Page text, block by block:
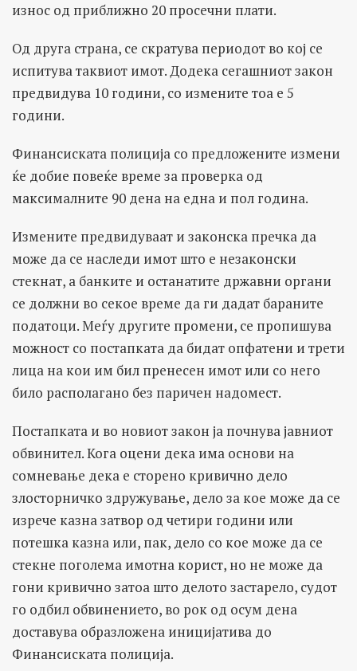
износ од приближно 20 просечни плати.
Од друга страна, се скратува периодот во кој се
испитува таквиот имот. Додека сегашниот закон
предвидува 10 години, со измените тоа е 5
години.
Финансиската полиција со предложените измени
ќе добие повеќе време за проверка од
максималните 90 дена на една и пол година.
Измените предвидуваат и законска пречка да
може да се наследи имот што е незаконски
стекнат, а банките и останатите државни органи
се должни во секое време да ги дадат бараните
податоци. Меѓу другите промени, се пропишува
можност со постапката да бидат опфатени и трети
лица на кои им бил пренесен имот или со него
било располагано без паричен надомест.
Постапката и во новиот закон ја почнува јавниот
обвинител. Кога оцени дека има основи на
сомневање дека е сторено кривично дело
злосторничко здружување, дело за кое може да се
изрече казна затвор од четири години или
потешка казна или, пак, дело со кое може да се
стекне поголема имотна корист, но не може да
гони кривично затоа што делото застарело, судот
го одбил обвинението, во рок од осум дена
доставува образложена иницијатива до
Финансиската полиција.